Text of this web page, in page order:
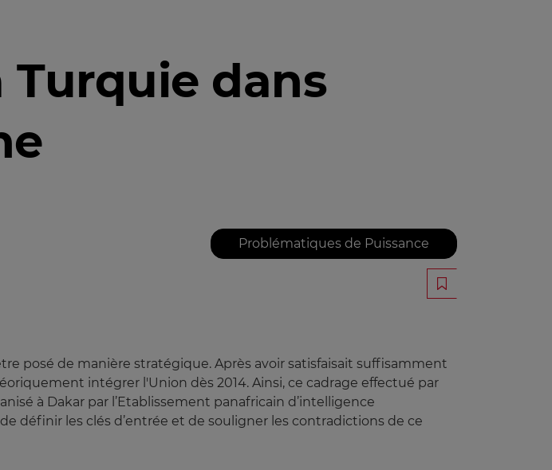
dans
Problématiques de Puissance
posé de manière stratégique. Après avoir satisfaisait suffisamment
intégrer l'Union dès 2014. Ainsi, ce cadrage effectué par
à Dakar par l’Etablissement panafricain d’intelligence
définir les clés d’entrée et de souligner les contradictions de ce